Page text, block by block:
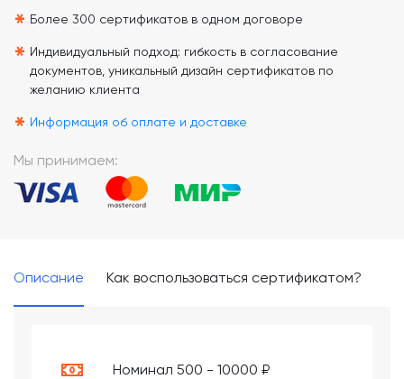
* Более 300 сертификатов в одном договоре
* Индивидуальный подход: гибкость в согласование
документов, уникальный дизайн сертификатов по
желанию клиента
* Информация об оплате и доставке
Мы принимаем:
Описание Как воспользоваться сертификатом?
Номинал 500 - 10000 ₽